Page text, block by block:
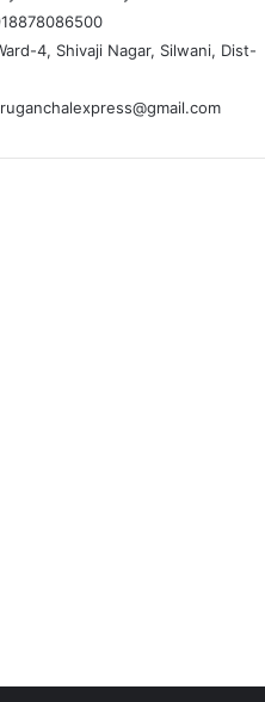
4, Shivaji Nagar, Silwani, Dist-